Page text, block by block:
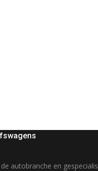
autobranche en